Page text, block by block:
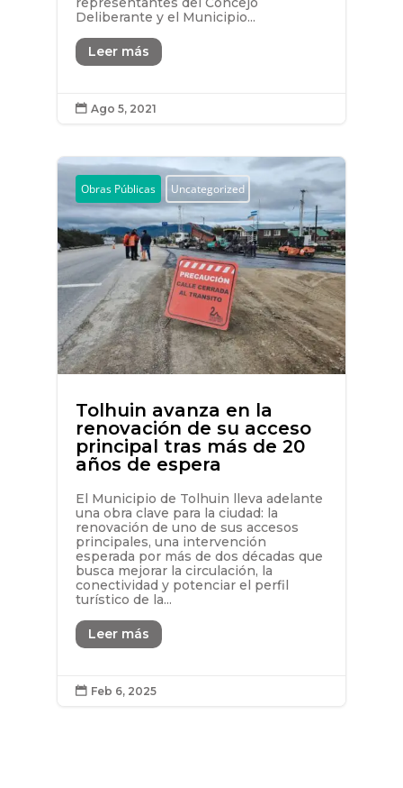
Deliberante y el Municipio...
Leer más
 Ago 5, 2021
Obras Públicas Uncategorized
Tolhuin avanza en la
renovación de su acceso
principal tras más de 20
años de espera
El Municipio de Tolhuin lleva adelante
una obra clave para la ciudad: la
renovación de uno de sus accesos
principales, una intervención
esperada por más de dos décadas que
busca mejorar la circulación, la
conectividad y potenciar el perfil
turístico de la...
Leer más
 Feb 6, 2025